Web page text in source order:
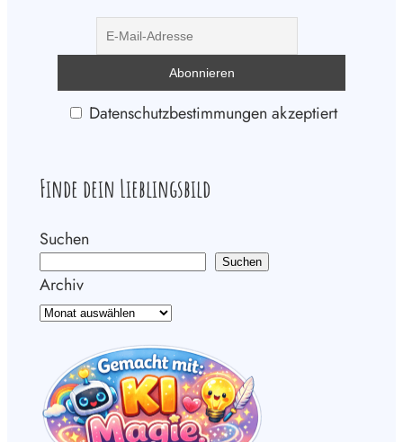
Datenschutzbestimmungen akzeptiert
Finde dein Lieblingsbild
Suchen
Suchen
Archiv